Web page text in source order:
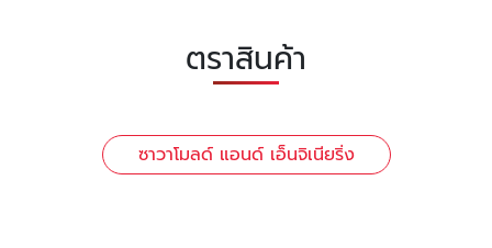
ตราสินค้า
ซาวาโมลด์ แอนด์ เอ็นจิเนียริ่ง